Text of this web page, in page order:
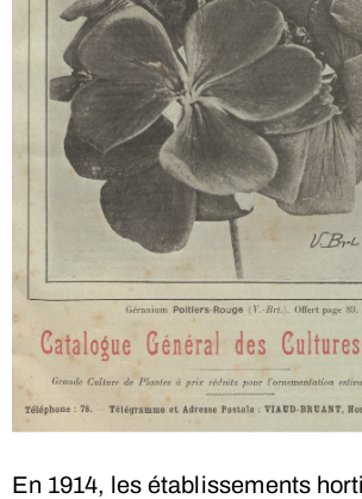
En 1914, les établissements